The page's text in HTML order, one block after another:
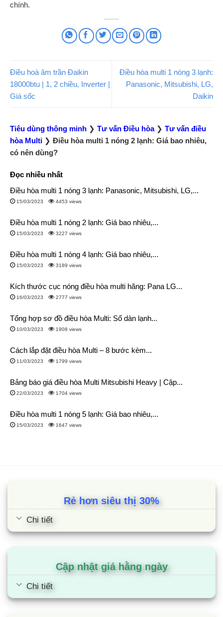
chính.
Điều hoà âm trần Đaikin
18000btu | 1, 2 chiều, Inverter |
Giá sốc
Điều hòa multi 1 nóng 3 lạnh:
Panasonic, Mitsubishi, LG,
Daikin
Tiêu dùng thông minh ❯ Tư vấn Điều hòa❯ Tư vấn điều
hòa Multi ❯ Điều hòa multi 1 nóng 2 lạnh: Giá bao nhiêu,
có nên dùng?
Đọc nhiều nhất
Điều hòa multi 1 nóng 3 lạnh: Panasonic, Mitsubishi, LG,...
15/03/2023 4453 views
Điều hòa multi 1 nóng 2 lạnh: Giá bao nhiêu,...
15/03/2023 3227 views
Điều hòa multi 1 nóng 4 lạnh: Giá bao nhiêu,...
15/03/2023 3189 views
Kích thước cục nóng điều hòa multi hãng: Pana LG...
16/03/2023 2777 views
Tổng hợp sơ đồ điều hòa Multi: Số dàn lạnh...
10/03/2023 1908 views
Cách lắp đặt điều hòa Multi – 8 bước kèm...
11/03/2023 1799 views
Bảng báo giá điều hòa Multi Mitsubishi Heavy | Cập...
22/03/2023 1704 views
Điều hòa multi 1 nóng 5 lạnh: Giá bao nhiêu,...
15/03/2023 1647 views
Rẻ hơn siêu thị 30%
Chi tiết
Cập nhật giá hằng ngày
Chi tiết